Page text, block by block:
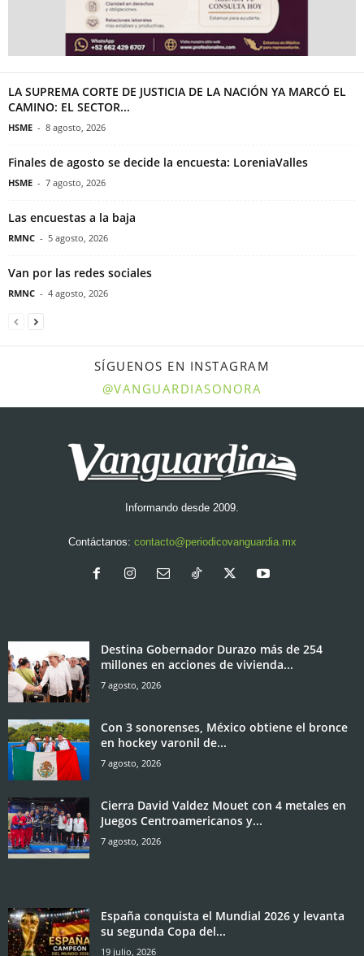
LA SUPREMA CORTE DE JUSTICIA DE LA NACIÓN YA MARCÓ EL
CAMINO: EL SECTOR...
HSME - 8 agosto, 2026
Finales de agosto se decide la encuesta: LoreniaValles
HSME - 7 agosto, 2026
Las encuestas a la baja
RMNC - 5 agosto, 2026
Van por las redes sociales
RMNC - 4 agosto, 2026
SÍGUENOS EN INSTAGRAM
@VANGUARDIASONORA
Informando desde 2009.
Contáctanos: contacto@periodicovanguardia.mx
Destina Gobernador Durazo más de 254
millones en acciones de vivienda...
7 agosto, 2026
Con 3 sonorenses, México obtiene el bronce
en hockey varonil de...
7 agosto, 2026
Cierra David Valdez Mouet con 4 metales en
Juegos Centroamericanos y...
7 agosto, 2026
España conquista el Mundial 2026 y levanta
su segunda Copa del...
19 julio, 2026